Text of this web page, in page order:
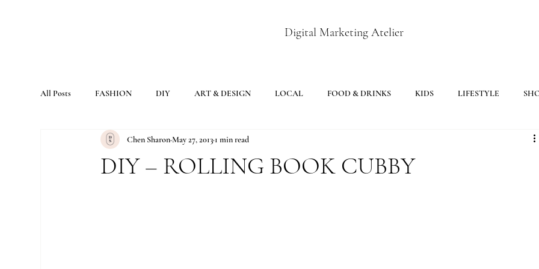
Digital Marketing Atelier
All Posts FASHION DIY ART & DESIGN LOCAL FOOD & DRINKS KIDS LIFESTYLE
DIY – ROLLING BOOK CUBBY
Chen SharonMay 27, 2013 1 min read